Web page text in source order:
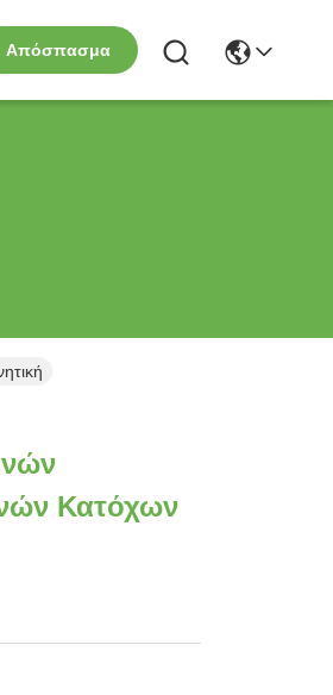
Απόσπασμα
Κατόχων